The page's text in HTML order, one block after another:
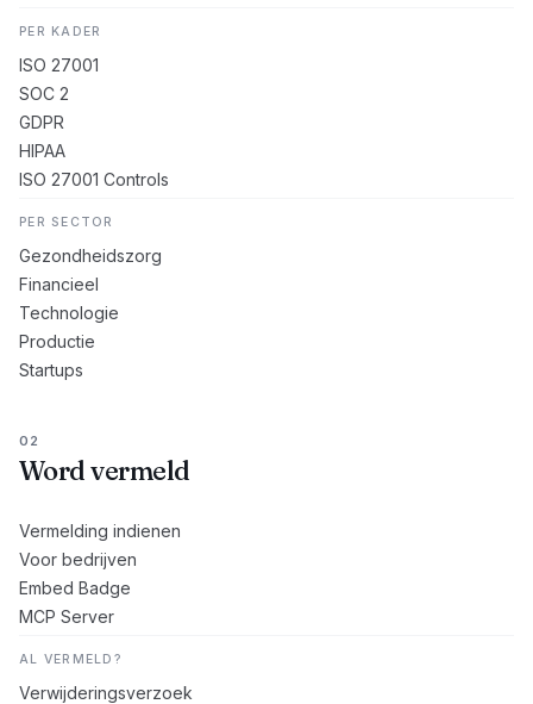
PER KADER
ISO 27001
SOC 2
GDPR
HIPAA
ISO 27001 Controls
PER SECTOR
Gezondheidszorg
Financieel
Technologie
Productie
Startups
02
Word vermeld
Vermelding indienen
Voor bedrijven
Embed Badge
MCP Server
AL VERMELD?
Verwijderingsverzoek